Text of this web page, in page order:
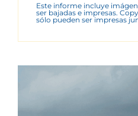
Este informe incluye
ser bajadas e impresas.
sólo pueden ser impresas